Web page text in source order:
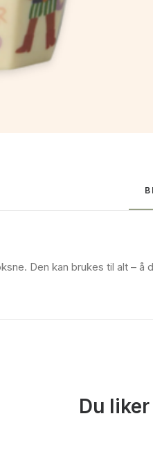
Den kan brukes til alt –
Du